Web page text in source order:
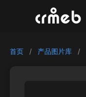
首页 / 产品图片库 /